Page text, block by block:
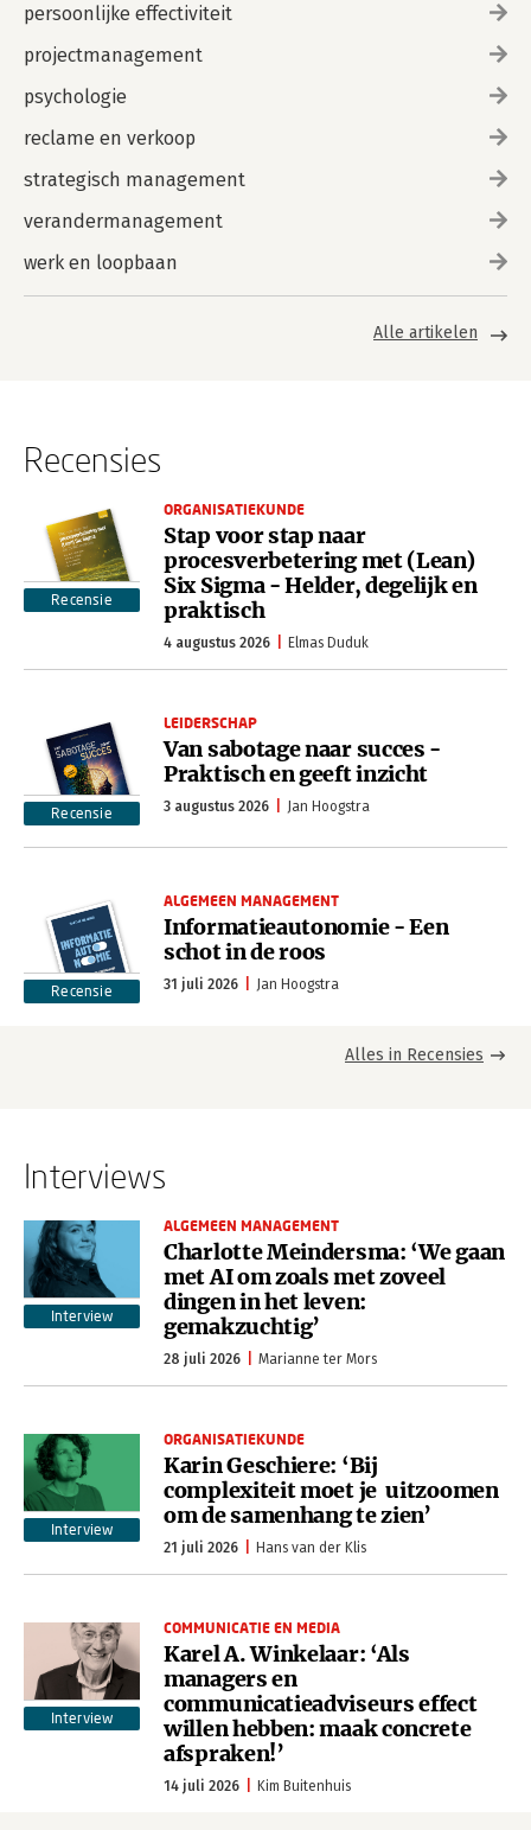
persoonlijke effectiviteit
projectmanagement
psychologie
reclame en verkoop
strategisch management
verandermanagement
werk en loopbaan
Alle artikelen
Recensies
Recensie
ORGANISATIEKUNDE
Stap voor stap naar
procesverbetering met (Lean)
Six Sigma - Helder, degelijk en
praktisch
4 augustus 2026 Elmas Duduk
Recensie
LEIDERSCHAP
Van sabotage naar succes -
Praktisch en geeft inzicht
3 augustus 2026 Jan Hoogstra
Recensie
ALGEMEEN MANAGEMENT
Informatieautonomie - Een
schot in de roos
31 juli 2026 Jan Hoogstra
Alles in Recensies
Interviews
Interview
ALGEMEEN MANAGEMENT
Charlotte Meindersma: ‘We gaan
met AI om zoals met zoveel
dingen in het leven:
gemakzuchtig’
28 juli 2026 Marianne ter Mors
Interview
ORGANISATIEKUNDE
Karin Geschiere: ‘Bij
complexiteit moet je uitzoomen
om de samenhang te zien’
21 juli 2026 Hans van der Klis
Interview
COMMUNICATIE EN MEDIA
Karel A. Winkelaar: ‘Als
managers en
communicatieadviseurs effect
willen hebben: maak concrete
afspraken!’
14 juli 2026 Kim Buitenhuis